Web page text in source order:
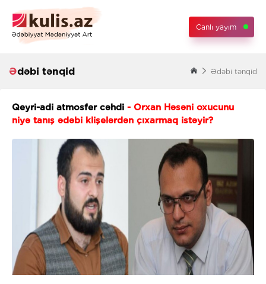
Canlı yayım
Ədəbi tənqid Ədəbi tənqid
Qeyri-adi atmosfer cəhdi - Orxan Həsəni oxucunu
niyə tanış ədəbi klişelərdən çıxarmaq istəyir?